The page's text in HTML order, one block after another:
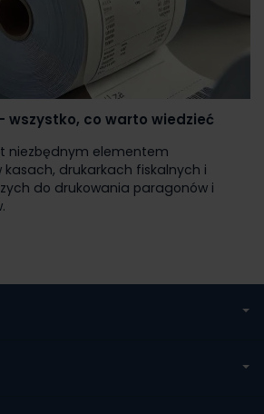
wszystko, co warto wiedzieć
niezbędnym elementem
drukarkach fiskalnych i
do drukowania paragonów i